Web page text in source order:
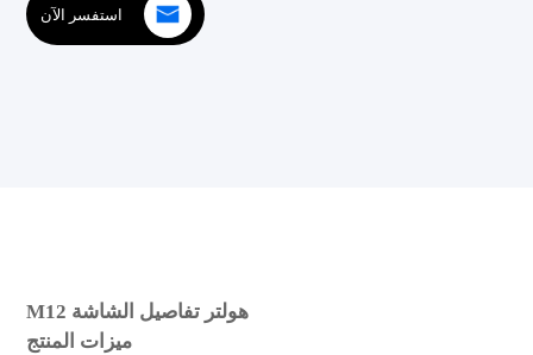
استفسر الآن
M12 هولتر تفاصيل الشاشة
ميزات المنتج